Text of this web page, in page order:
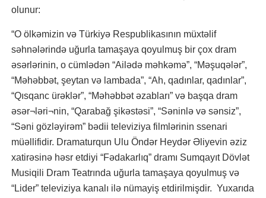
olunur:
“O ölkəmizin və Türkiyə Respublikasının müxtəlif
səhnələrində uğurla tamaşaya qoyulmuş bir çox dram
əsərlərinin, o cümlədən “Ailədə məhkəmə”, “Məşuqələr”,
“Məhəbbət, şeytan və lambada”, “Ah, qadınlar, qadınlar”,
“Qısqanc ürəklər”, “Məhəbbət əzabları” və başqa dram
əsər¬ləri¬nin, “Qarabağ şikəstəsi”, “Səninlə və sənsiz”,
“Səni gözləyirəm” bədii televiziya filmlərinin ssenari
müəllifidir. Dramaturqun Ulu Öndər Heydər Əliyevin əziz
xatirəsinə həsr etdiyi “Fədakarlıq” dramı Sumqayıt Dövlət
Musiqili Dram Teatrında uğurla tamaşaya qoyulmuş və
“Lider” televiziya kanalı ilə nümayiş etdirilmişdir. Yuxarıda